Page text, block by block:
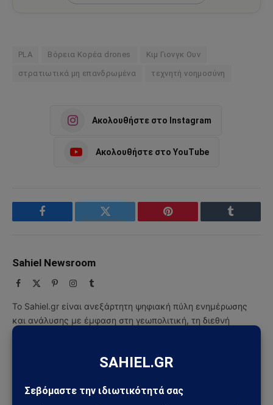
PLA Βόρεια Κορέα drones Κιμ Γιονγκ Ουν
στρατιωτικά μη επανδρωμένα τεχνητή νοημοσύνη
Ακολουθήστε στο Instagram
Ακολουθήστε στο YouTube
Facebook Twitter Pinterest Tumblr
Sahiel Newsroom
Facebook PinterestInstagram
Tumblr
Το Sahiel.gr είναι ανεξάρτητη ψηφιακή πύλη ενημέρωσης
και ανάλυσης με έμφαση στη γεωπολιτική, τη διεθνή
ασφάλεια, τα εθνικά ζητήματα και τις διεθνείς εξελίξεις
ΔΕΙΤΕ ΕΠΙΣΗΣ →